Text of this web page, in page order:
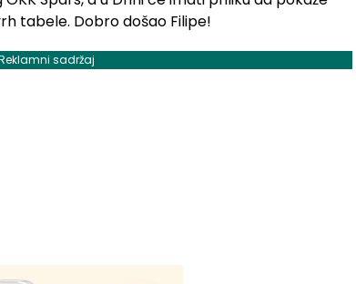
tabele. Dobro došao Filipe!
sadržaj